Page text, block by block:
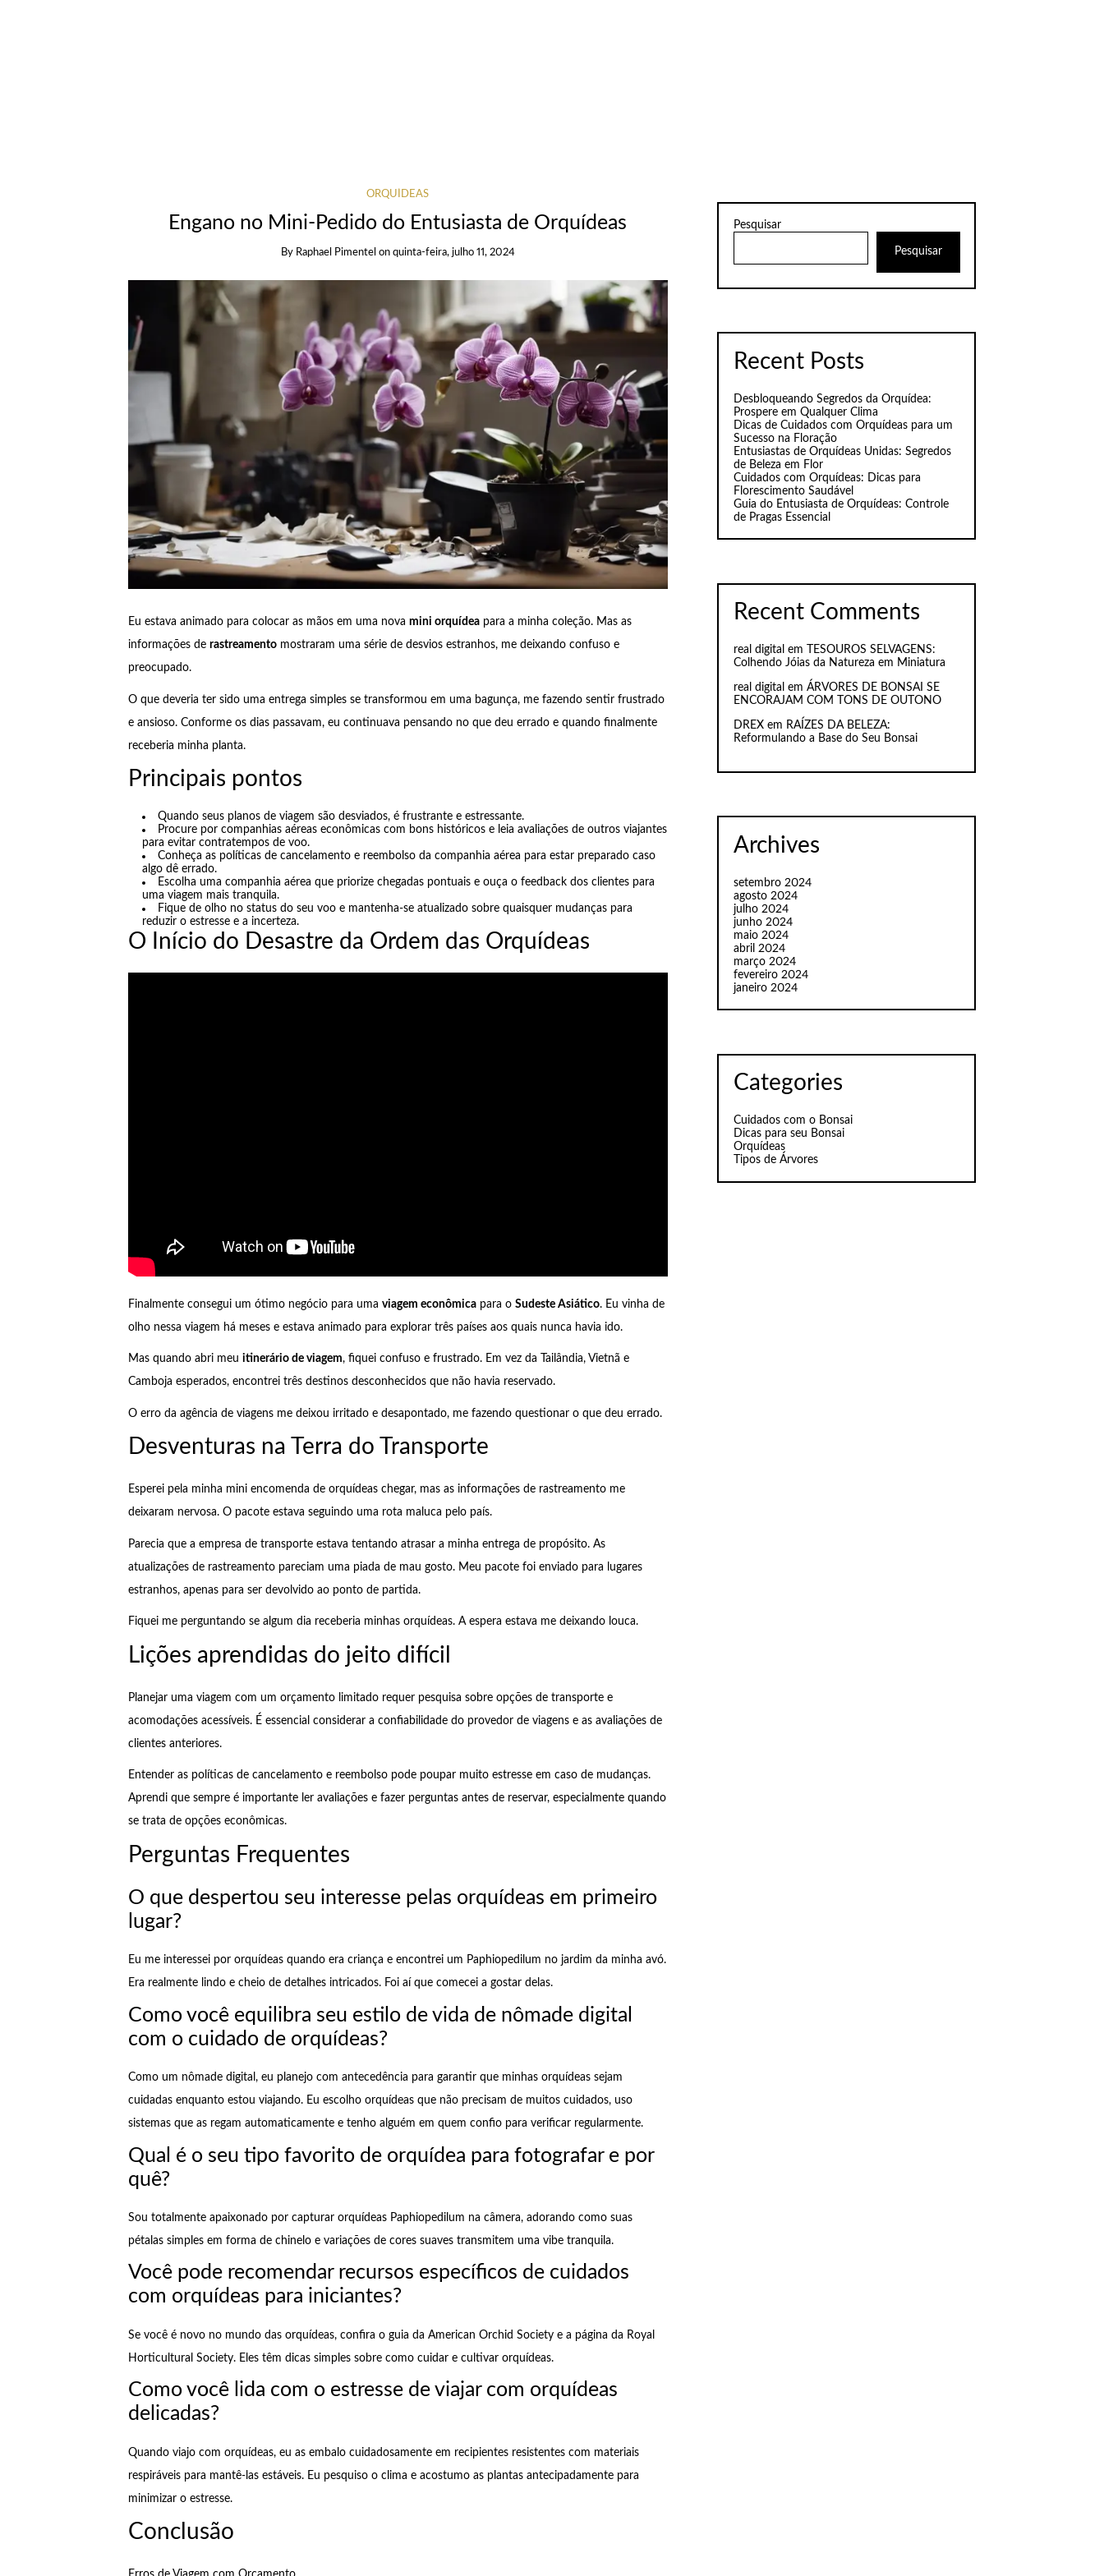
ORQUÍDEAS
Engano no Mini-Pedido do Entusiasta de Orquídeas
By Raphael Pimentel on quinta-feira, julho 11, 2024
Eu estava animado para colocar as mãos em uma nova mini orquídeapara a minha coleção. Mas as
informações de rastreamentomostraram uma série de desvios estranhos, me deixando confuso e
preocupado.
O que deveria ter sido uma entrega simples se transformou em uma bagunça, me fazendo sentir frustrado
e ansioso. Conforme os dias passavam, eu continuava pensando no que deu errado e quando finalmente
receberia minha planta.
Principais pontos
Quando seus planos de viagem são desviados, é frustrante e estressante.
Procure por companhias aéreas econômicas com bons históricos e leia avaliações de outros viajantes
para evitar contratempos de voo.
Conheça as políticas de cancelamento e reembolso da companhia aérea para estar preparado caso
algo dê errado.
Escolha uma companhia aérea que priorize chegadas pontuais e ouça o feedback dos clientes para
uma viagem mais tranquila.
Fique de olho no status do seu voo e mantenha-se atualizado sobre quaisquer mudanças para
reduzir o estresse e a incerteza.
O Início do Desastre da Ordem das Orquídeas
Finalmente consegui um ótimo negócio para uma viagem econômicapara o Sudeste Asiático. Eu vinha de
olho nessa viagem há meses e estava animado para explorar três países aos quais nunca havia ido.
Mas quando abri meu itinerário de viagem, fiquei confuso e frustrado. Em vez da Tailândia, Vietnã e
Camboja esperados, encontrei três destinos desconhecidos que não havia reservado.
O erro da agência de viagens me deixou irritado e desapontado, me fazendo questionar o que deu errado.
Desventuras na Terra do Transporte
Esperei pela minha mini encomenda de orquídeas chegar, mas as informações de rastreamento me
deixaram nervosa. O pacote estava seguindo uma rota maluca pelo país.
Parecia que a empresa de transporte estava tentando atrasar a minha entrega de propósito. As
atualizações de rastreamento pareciam uma piada de mau gosto. Meu pacote foi enviado para lugares
estranhos, apenas para ser devolvido ao ponto de partida.
Fiquei me perguntando se algum dia receberia minhas orquídeas. A espera estava me deixando louca.
Lições aprendidas do jeito difícil
Planejar uma viagem com um orçamento limitado requer pesquisa sobre opções de transporte e
acomodações acessíveis. É essencial considerar a confiabilidade do provedor de viagens e as avaliações de
clientes anteriores.
Entender as políticas de cancelamento e reembolso pode poupar muito estresse em caso de mudanças.
Aprendi que sempre é importante ler avaliações e fazer perguntas antes de reservar, especialmente quando
se trata de opções econômicas.
Perguntas Frequentes
O que despertou seu interesse pelas orquídeas em primeiro
lugar?
Eu me interessei por orquídeas quando era criança e encontrei um Paphiopedilum no jardim da minha avó.
Era realmente lindo e cheio de detalhes intricados. Foi aí que comecei a gostar delas.
Como você equilibra seu estilo de vida de nômade digital
com o cuidado de orquídeas?
Como um nômade digital, eu planejo com antecedência para garantir que minhas orquídeas sejam
cuidadas enquanto estou viajando. Eu escolho orquídeas que não precisam de muitos cuidados, uso
sistemas que as regam automaticamente e tenho alguém em quem confio para verificar regularmente.
Qual é o seu tipo favorito de orquídea para fotografar e por
quê?
Sou totalmente apaixonado por capturar orquídeas Paphiopedilum na câmera, adorando como suas
pétalas simples em forma de chinelo e variações de cores suaves transmitem uma vibe tranquila.
Você pode recomendar recursos específicos de cuidados
com orquídeas para iniciantes?
Se você é novo no mundo das orquídeas, confira o guia da American Orchid Society e a página da Royal
Horticultural Society. Eles têm dicas simples sobre como cuidar e cultivar orquídeas.
Como você lida com o estresse de viajar com orquídeas
delicadas?
Quando viajo com orquídeas, eu as embalo cuidadosamente em recipientes resistentes com materiais
respiráveis para mantê-las estáveis. Eu pesquiso o clima e acostumo as plantas antecipadamente para
minimizar o estresse.
Conclusão
Pesquisar
Pesquisar
Recent Posts
Desbloqueando Segredos da Orquídea:
Prospere em Qualquer Clima
Dicas de Cuidados com Orquídeas para um
Sucesso na Floração
Entusiastas de Orquídeas Unidas: Segredos
de Beleza em Flor
Cuidados com Orquídeas: Dicas para
Florescimento Saudável
Guia do Entusiasta de Orquídeas: Controle
de Pragas Essencial
Recent Comments
real digital em
TESOUROS SELVAGENS:
Colhendo Jóias da Natureza em Miniatura
real digital em ÁRVORES DE BONSAI SE
ENCORAJAM COM TONS DE OUTONO
DREXem RAÍZES DA BELEZA:
Reformulando a Base do Seu Bonsai
Archives
setembro 2024
agosto 2024
julho 2024
junho 2024
maio 2024
abril 2024
março 2024
fevereiro 2024
janeiro 2024
Categories
Cuidados com o Bonsai
Dicas para seu Bonsai
Orquídeas
Tipos de Árvores